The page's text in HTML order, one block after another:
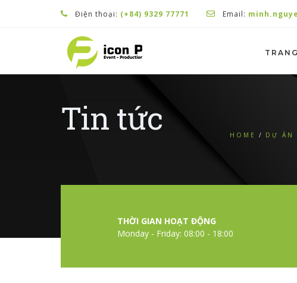
Điện thoại: (+84) 9329 77771 Email:
Tin tức HOME DỰ ÁN
THỜI GIAN HOẠT ĐỘNG
Monday - Friday: 08:00 - 18:00